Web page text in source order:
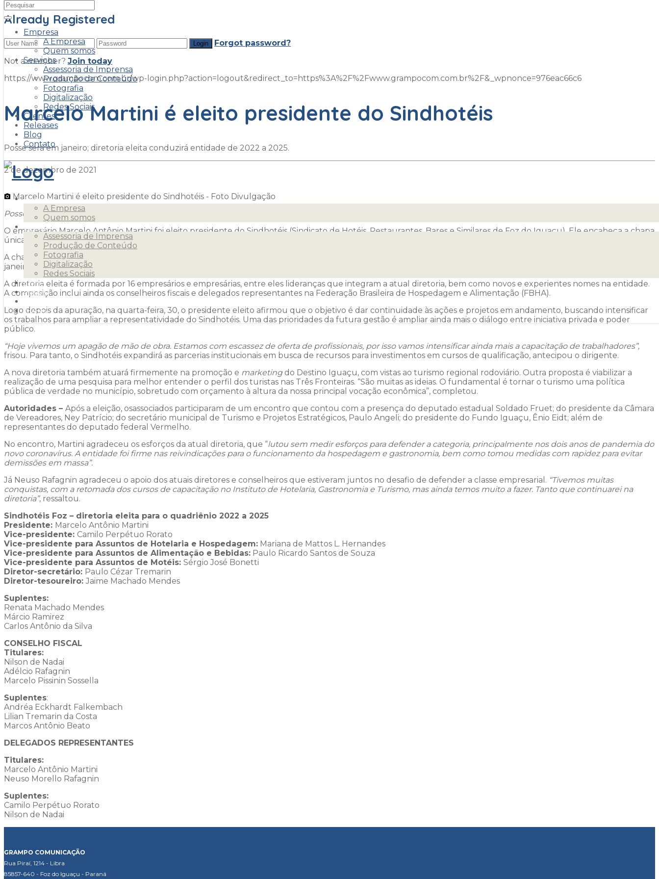
Empresa
A Empresa
Quem somos
Serviços
Assessoria de Imprensa
Produção de Conteúdo
Fotografia
Digitalização
Redes Sociais
Clientes
Releases
Blog
Contato
Empresa
A Empresa
Quem somos
Serviços
Assessoria de Imprensa
Produção de Conteúdo
Fotografia
Digitalização
Redes Sociais
Clientes
Releases
Contato
Already Registered
Forgot password?
Not a member? Join today
https://www.grampocom.com.br/wp-login.php?action=logout&redirect_to=https%3A%2F%2Fwww.grampocom.com.br%2F&_wpnonce=976eac66c6
Marcelo Martini é eleito presidente do Sindhotéis
Posse será em janeiro; diretoria eleita conduzirá entidade de 2022 a 2025.
2 de dezembro de 2021
Marcelo Martini é eleito presidente do Sindhotéis - Foto Divulgação
Posse será em janeiro; diretoria eleita conduzirá entidade de 2022 a 2025
O empresário Marcelo Antônio Martini foi eleito presidente do Sindhotéis (Sindicato de Hotéis, Restaurantes, Bares e Similares de Foz do Iguaçu). Ele encabeça a chapa
única de consenso da entidade, que tem 46 anos de trabalhos em defesa do turismo, com foco no desenvolvimento da hospedagem e gastronomia.
A chapa eleita teve 100% de aprovação dos associados votantes. Não houve registro de voto nulo ou branco. O novo presidente tomará posse na segunda quinzena de
janeiro de 2022, quando assumirá a presidência, substituindo o atual presidente, Neuso Morello Rafagnin. O mandato é para o quadriênio 2022 a 2025.
A diretoria eleita é formada por 16 empresários e empresárias, entre eles lideranças que integram a atual diretoria, bem como novos e experientes nomes na entidade.
A composição inclui ainda os conselheiros fiscais e delegados representantes na Federação Brasileira de Hospedagem e Alimentação (FBHA).
Logo depois da apuração, na quarta-feira, 30, o presidente eleito afirmou que o objetivo é dar continuidade às ações e projetos em andamento, buscando intensificar
os trabalhos para ampliar a representatividade do Sindhotéis. Uma das prioridades da futura gestão é ampliar ainda mais o diálogo entre iniciativa privada e poder
público.
“Hoje vivemos um apagão de mão de obra. Estamos com escassez de oferta de profissionais, por isso vamos intensificar ainda mais a capacitação de trabalhadores”,
frisou. Para tanto, o Sindhotéis expandirá as parcerias institucionais em busca de recursos para investimentos em cursos de qualificação, antecipou o dirigente.
A nova diretoria também atuará firmemente na promoção e marketingdo Destino Iguaçu, com vistas ao turismo regional rodoviário. Outra proposta é viabilizar a
realização de uma pesquisa para melhor entender o perfil dos turistas nas Três Fronteiras. “São muitas as ideias. O fundamental é tornar o turismo uma política
pública de verdade no município, sobretudo com orçamento à altura da nossa principal vocação econômica”, completou.
Autoridades – Após a eleição, osassociados participaram de um encontro que contou com a presença do deputado estadual Soldado Fruet; do presidente da Câmara
de Vereadores, Ney Patrício; do secretário municipal de Turismo e Projetos Estratégicos, Paulo Angeli; do presidente do Fundo Iguaçu, Ênio Eidt; além de
representantes do deputado federal Vermelho.
No encontro, Martini agradeceu os esforços da atual diretoria, que “lutou sem medir esforços para defender a categoria, principalmente nos dois anos de pandemia do
novo coronavírus. A entidade foi firme nas reivindicações para o funcionamento da hospedagem e gastronomia, bem como tomou medidas com rapidez para evitar
demissões em massa”.
Já Neuso Rafagnin agradeceu o apoio dos atuais diretores e conselheiros que estiveram juntos no desafio de defender a classe empresarial. “Tivemos muitas
conquistas, com a retomada dos cursos de capacitação no Instituto de Hotelaria, Gastronomia e Turismo, mas ainda temos muito a fazer. Tanto que continuarei na
diretoria”, ressaltou.
Sindhotéis Foz – diretoria eleita para o quadriênio 2022 a 2025
Presidente: Marcelo Antônio Martini
Vice-presidente: Camilo Perpétuo Rorato
Vice-presidente para Assuntos de Hotelaria e Hospedagem: Mariana de Mattos L. Hernandes
Vice-presidente para Assuntos de Alimentação e Bebidas: Paulo Ricardo Santos de Souza
Vice-presidente para Assuntos de Motéis: Sérgio José Bonetti
Diretor-secretário: Paulo Cézar Tremarin
Diretor-tesoureiro:Jaime Machado Mendes
Suplentes:
Renata Machado Mendes
Márcio Ramirez
Carlos Antônio da Silva
CONSELHO FISCAL
Titulares:
Nilson de Nadai
Adélcio Rafagnin
Marcelo Pissinin Sossella
Suplentes:
Andréa Eckhardt Falkembach
Lilian Tremarin da Costa
Marcos Antônio Beato
DELEGADOS REPRESENTANTES
Titulares:
Marcelo Antônio Martini
Neuso Morello Rafagnin
Suplentes:
Camilo Perpétuo Rorato
Nilson de Nadai
GRAMPO COMUNICAÇÃO
Rua Piraí, 1214 - Libra
85857-640 - Foz do Iguaçu - Paraná